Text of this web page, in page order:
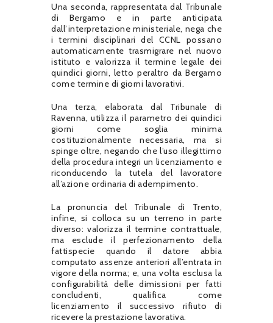
Una seconda, rappresentata dal Tribunale
di Bergamo e in parte anticipata
dall’interpretazione ministeriale, nega che
i termini disciplinari del CCNL possano
automaticamente trasmigrare nel nuovo
istituto e valorizza il termine legale dei
quindici giorni, letto peraltro da Bergamo
come termine di giorni lavorativi.
Una terza, elaborata dal Tribunale di
Ravenna, utilizza il parametro dei quindici
giorni come soglia minima
costituzionalmente necessaria, ma si
spinge oltre, negando che l’uso illegittimo
della procedura integri un licenziamento e
riconducendo la tutela del lavoratore
all’azione ordinaria di adempimento.
La pronuncia del Tribunale di Trento,
infine, si colloca su un terreno in parte
diverso: valorizza il termine contrattuale,
ma esclude il perfezionamento della
fattispecie quando il datore abbia
computato assenze anteriori all’entrata in
vigore della norma; e, una volta esclusa la
configurabilità delle dimissioni per fatti
concludenti, qualifica come
licenziamento il successivo rifiuto di
ricevere la prestazione lavorativa.